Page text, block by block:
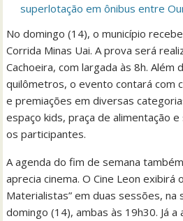
superlotação em ônibus entre
No domingo (14), o município
Corrida Minas Uai. A prova será
Cachoeira, com largada às 8h. Além
quilômetros, o evento contará com
e premiações em diversas
espaço kids, praça de alimentação
os participantes.
A agenda do fim de semana
aprecia cinema. O Cine Leon exibirá
Materialistas” em duas sessões,
domingo (14), ambas às 19h30. Já a